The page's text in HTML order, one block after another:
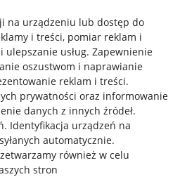
na urządzeniu lub dostęp do
i treści, pomiar reklam i
ulepszanie usług. Zapewnienie
oszustwom i naprawianie
reklam i treści.
prywatności oraz informowanie
danych z innych źródeł.
. Identyfikacja urządzeń na
automatycznie.
również w celu
stron